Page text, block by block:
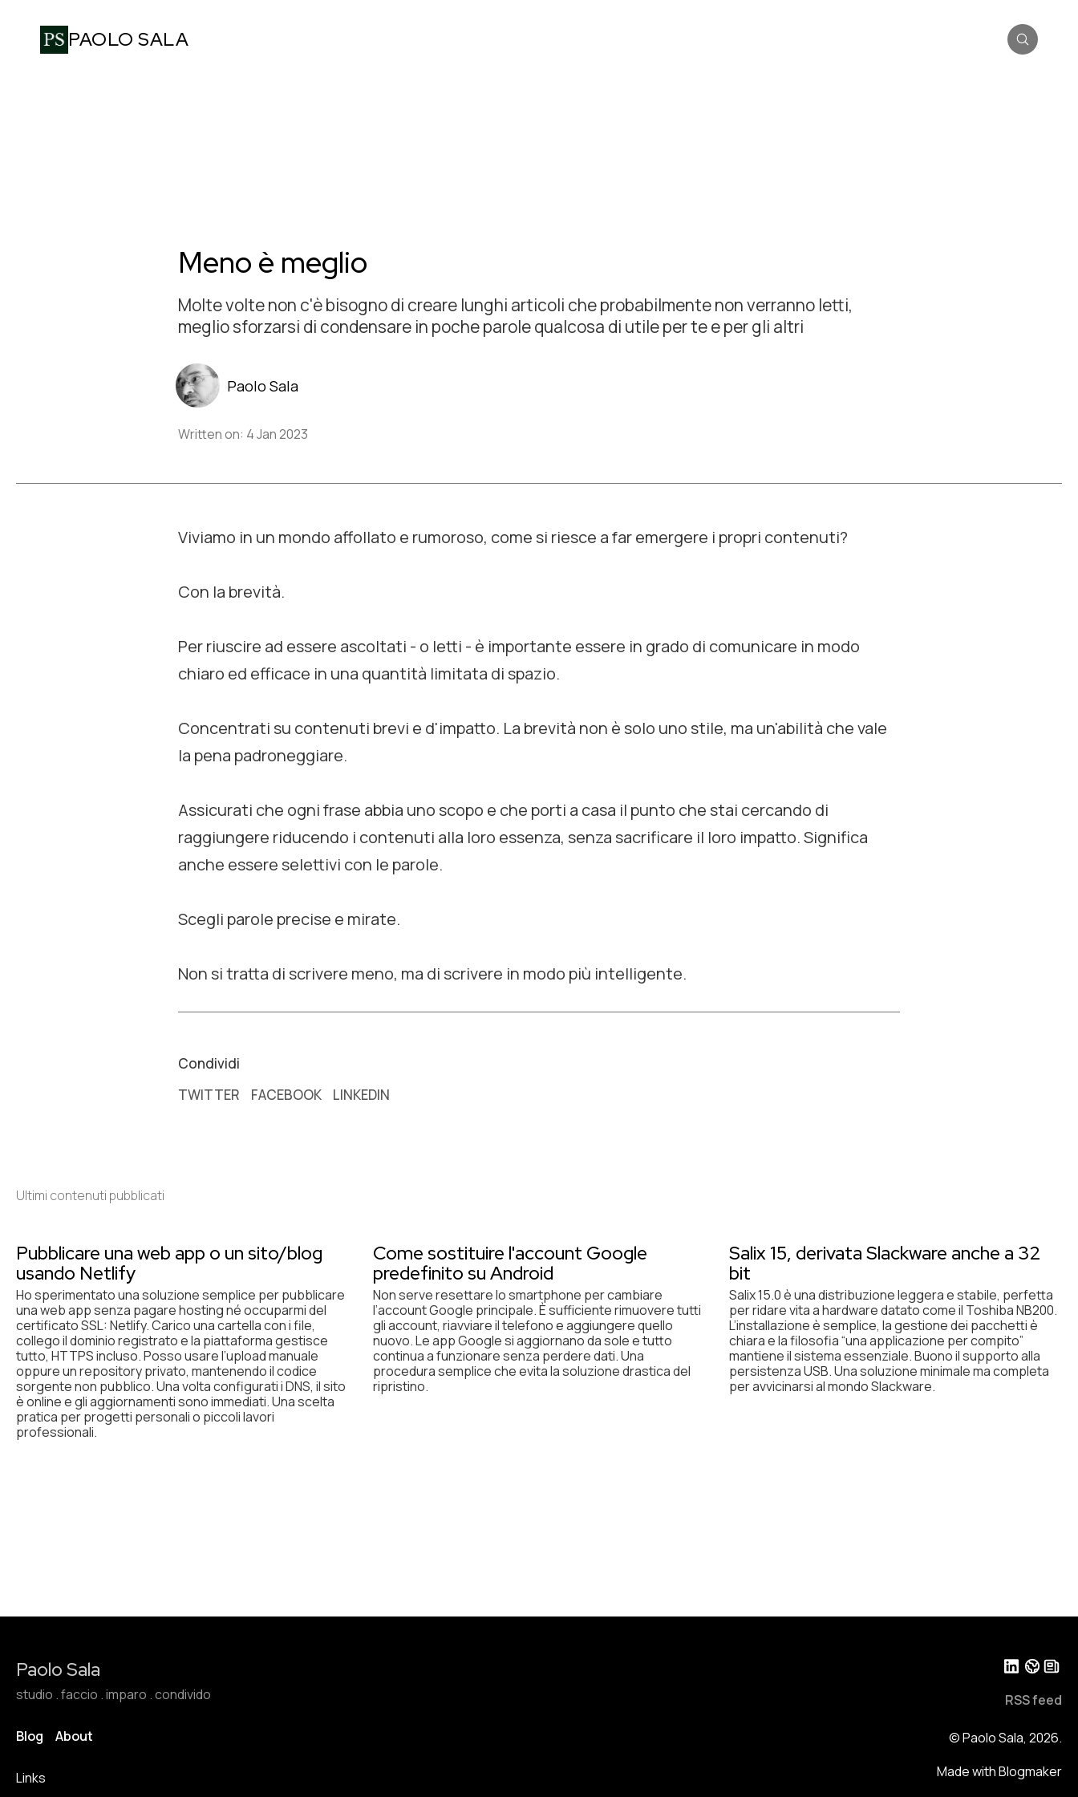
PAOLO SALA
Meno è meglio
Molte volte non c'è bisogno di creare lunghi articoli che probabilmente non verranno letti,
meglio sforzarsi di condensare in poche parole qualcosa di utile per te e per gli altri
Paolo Sala
Written on: 4 Jan 2023
Viviamo in un mondo affollato e rumoroso, come si riesce a far emergere i propri contenuti?
Con la brevità.
Per riuscire ad essere ascoltati - o letti - è importante essere in grado di comunicare in modo
chiaro ed efficace in una quantità limitata di spazio.
Concentrati su contenuti brevi e d'impatto. La brevità non è solo uno stile, ma un'abilità che vale
la pena padroneggiare.
Assicurati che ogni frase abbia uno scopo e che porti a casa il punto che stai cercando di
raggiungere riducendo i contenuti alla loro essenza, senza sacrificare il loro impatto. Significa
anche essere selettivi con le parole.
Scegli parole precise e mirate.
Non si tratta di scrivere meno, ma di scrivere in modo più intelligente.
Condividi
TWITTER
FACEBOOK LINKEDIN
Ultimi contenuti pubblicati
Pubblicare una web app o un sito/blog
usando Netlify
Ho sperimentato una soluzione semplice per pubblicare
una web app senza pagare hosting né occuparmi del
certificato SSL: Netlify. Carico una cartella con i file,
collego il dominio registrato e la piattaforma gestisce
tutto, HTTPS incluso. Posso usare l’upload manuale
oppure un repository privato, mantenendo il codice
sorgente non pubblico. Una volta configurati i DNS, il sito
è online e gli aggiornamenti sono immediati. Una scelta
pratica per progetti personali o piccoli lavori
professionali.
Come sostituire l'account Google
predefinito su Android
Non serve resettare lo smartphone per cambiare
l’account Google principale. È sufficiente rimuovere tutti
gli account, riavviare il telefono e aggiungere quello
nuovo. Le app Google si aggiornano da sole e tutto
continua a funzionare senza perdere dati. Una
procedura semplice che evita la soluzione drastica del
ripristino.
Salix 15, derivata Slackware anche a 32
bit
Salix 15.0 è una distribuzione leggera e stabile, perfetta
per ridare vita a hardware datato come il Toshiba NB200.
L’installazione è semplice, la gestione dei pacchetti è
chiara e la filosofia “una applicazione per compito”
mantiene il sistema essenziale. Buono il supporto alla
persistenza USB. Una soluzione minimale ma completa
per avvicinarsi al mondo Slackware.
Paolo Sala
studio . faccio . imparo . condivido
Blog About
Links
RSS feed
© Paolo Sala, 2026.
Made with Blogmaker